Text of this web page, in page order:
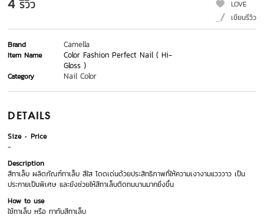
4 รีวิว
LOVE
เขียนรีวิว
Brand Camella
Item Name
Color Fashion Perfect Nail ( Hi-
Gloss )
Category Nail Color
DETAILS
Size
Price
-
Description
สีทาเล็บ ผลิตภัณฑ์ทาเล็บ สีใส โดดเด่นด้วยประสิทธิภาพที่ให้ความเงางามแวววาว เป็น
ประกายเป็นพิเศษ และยังช่วยให้สีทาเล็บติดทนนานมากยิ่งขึ้น
How to use
ใช้ทาเล็บ หรือ ทาทับสีทาเล็บ